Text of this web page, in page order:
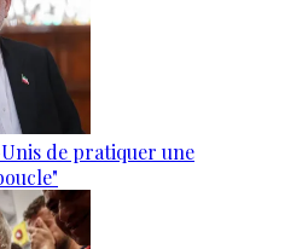
de pratiquer une